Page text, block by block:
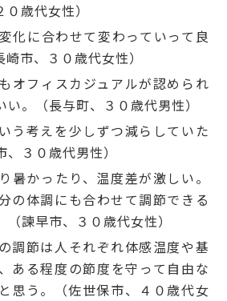
歳代女性）
化に合わせて変わっていって良
市、３０歳代女性）
オフィスカジュアルが認められ
。（長与町、３０歳代男性）
う考えを少しずつ減らしていた
３０歳代男性）
かったり、温度差が激しい。
の体調にも合わせて調節できる
諫早市、３０歳代女性）
調節は人それぞれ体感温度や基
ある程度の節度を守って自由な
思う。（佐世保市、４０歳代女